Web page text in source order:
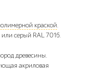
краской.
серый RAL 7016.
древесины.
акриловая